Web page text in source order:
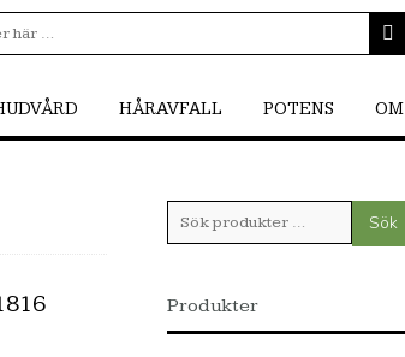
HÅRAVFALL POTENS OM
Sök
efter:
Sök
Produkter